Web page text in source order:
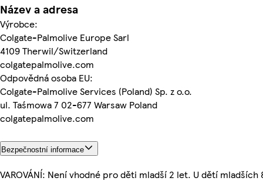
Název a adresa
Výrobce:
Colgate-Palmolive Europe Sarl
4109 Therwil/Switzerland
colgatepalmolive.com
Odpovědná osoba EU:
Colgate-Palmolive Services (Poland) Sp. z o.o.
ul. Taśmowa 7 02-677 Warsaw Poland
colgatepalmolive.com
Bezpečnostní informace
VAROVÁNÍ: Není vhodné pro děti mladší 2 let. U dětí mladších